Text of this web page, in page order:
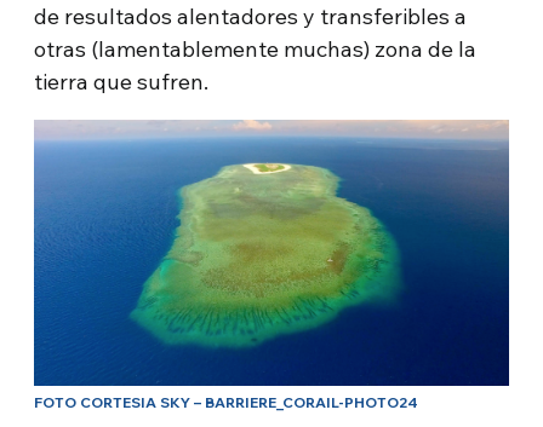
de resultados alentadores y transferibles a
otras (lamentablemente muchas) zona de la
tierra que sufren.
FOTO CORTESIA SKY – BARRIERE_CORAIL-PHOTO24